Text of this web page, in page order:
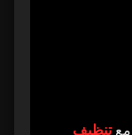
معتنظيف